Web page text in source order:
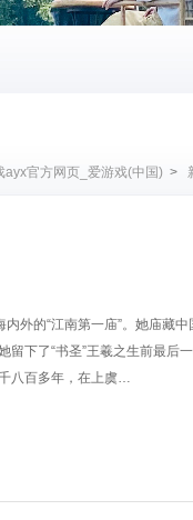
ayx官方网页_爱游戏(中国)>
外的“江南第一庙”。她庙藏
下了“书圣”王羲之生前最后
八百多年，在上虞…